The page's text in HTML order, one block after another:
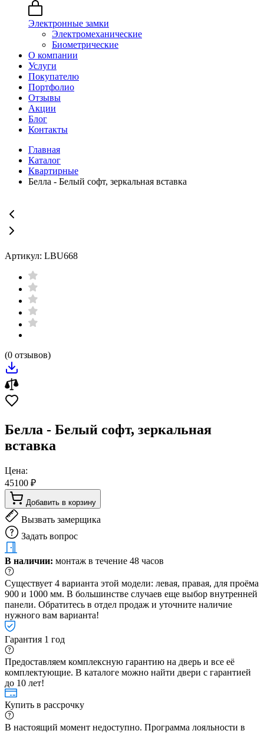
Электронные замки
Электромеханические
Биометрические
О компании
Услуги
Покупателю
Портфолио
Отзывы
Акции
Блог
Контакты
Главная
Каталог
Квартирные
Белла - Белый софт, зеркальная вставка
Артикул: LBU668
(0 отзывов)
Белла - Белый софт, зеркальная
вставка
Цена:
45100 ₽
Добавить в корзину
Вызвать замерщика
Задать вопрос
В наличии: монтаж в течение 48 часов
Существует 4 варианта этой модели: левая, правая, для проёма
900 и 1000 мм. В большинстве случаев еще выбор внутренней
панели. Обратитесь в отдел продаж и уточните наличие
нужного вам варианта!
Гарантия 1 год
Предоставляем комплексную гарантию на дверь и все её
комплектующие. В каталоге можно найти двери с гарантией
до 10 лет!
Купить в рассрочку
В настоящий момент недоступно. Программа лояльности в